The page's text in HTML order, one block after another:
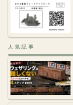
人気記事